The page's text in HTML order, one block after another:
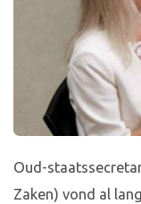
Oud-
Zaken) vond al